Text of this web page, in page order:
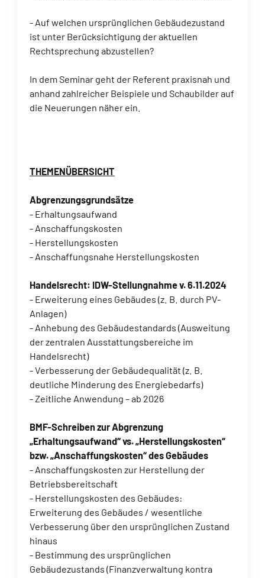
- Auf welchen ursprünglichen Gebäudezustand
ist unter Berücksichtigung der aktuellen
Rechtsprechung abzustellen?
In dem Seminar geht der Referent praxisnah und
anhand zahlreicher Beispiele und Schaubilder auf
die Neuerungen näher ein.
THEMENÜBERSICHT
Abgrenzungsgrundsätze
- Erhaltungsaufwand
- Anschaffungskosten
- Herstellungskosten
- Anschaffungsnahe Herstellungskosten
Handelsrecht: IDW-Stellungnahme v. 6.11.2024
- Erweiterung eines Gebäudes (z. B. durch PV-
Anlagen)
- Anhebung des Gebäudestandards (Ausweitung
der zentralen Ausstattungsbereiche im
Handelsrecht)
- Verbesserung der Gebäudequalität (z. B.
deutliche Minderung des Energiebedarfs)
- Zeitliche Anwendung – ab 2026
BMF-Schreiben zur Abgrenzung
„Erhaltungsaufwand“ vs. „Herstellungskosten“
bzw. „Anschaffungskosten“ des Gebäudes
- Anschaffungskosten zur Herstellung der
Betriebsbereitschaft
- Herstellungskosten des Gebäudes:
Erweiterung des Gebäudes / wesentliche
Verbesserung über den ursprünglichen Zustand
hinaus
- Bestimmung des ursprünglichen
Gebäudezustands (Finanzverwaltung kontra